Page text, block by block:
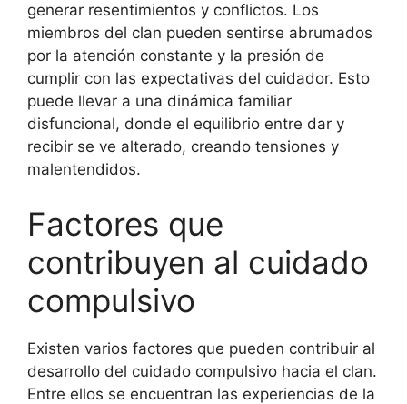
generar resentimientos y conflictos. Los
miembros del clan pueden sentirse abrumados
por la atención constante y la presión de
cumplir con las expectativas del cuidador. Esto
puede llevar a una dinámica familiar
disfuncional, donde el equilibrio entre dar y
recibir se ve alterado, creando tensiones y
malentendidos.
Factores que
contribuyen al cuidado
compulsivo
Existen varios factores que pueden contribuir al
desarrollo del cuidado compulsivo hacia el clan.
Entre ellos se encuentran las experiencias de la